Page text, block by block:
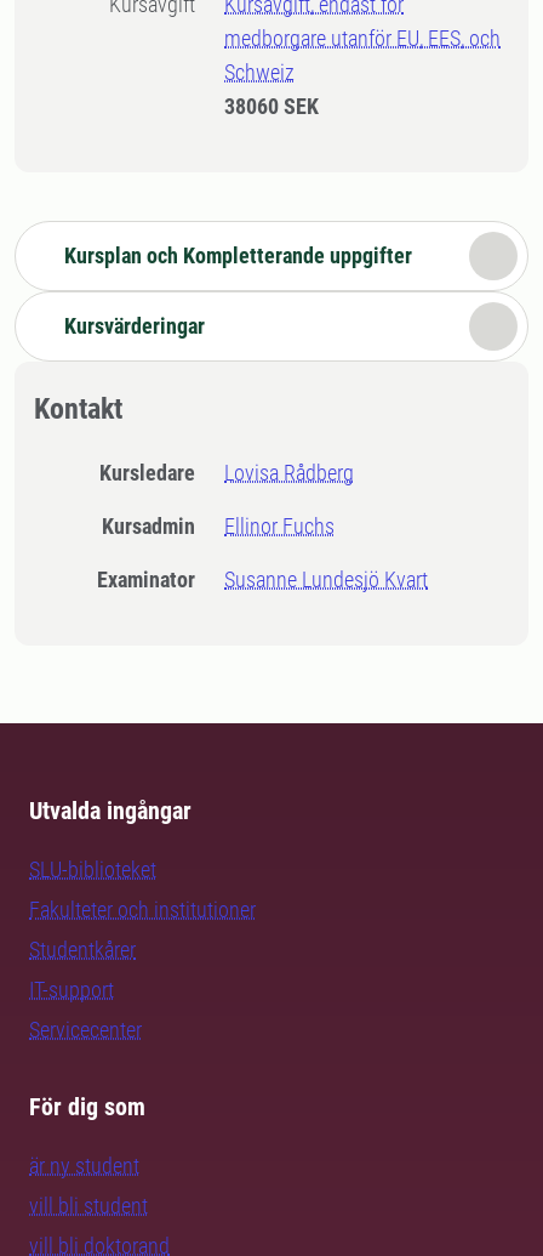
medborgare utanför EU, EES, och
Schweiz
38060 SEK
Kursplan och Kompletterande uppgifter
Kursvärderingar
Kontakt
Kursledare Lovisa Rådberg
Kursadmin Ellinor Fuchs
Examinator Susanne Lundesjö Kvart
Utvalda ingångar
SLU-biblioteket
Fakulteter och institutioner
Studentkårer
IT-support
Servicecenter
För dig som
är ny student
vill bli student
vill bli doktorand